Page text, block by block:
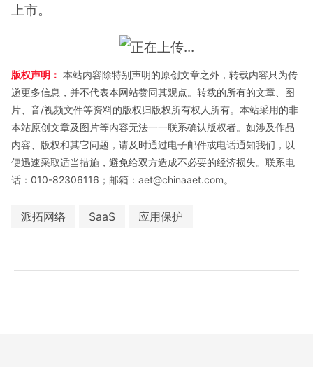
上市。
版权声明： 本站内容除特别声明的原创文章之外，转载内容只为传
递更多信息，并不代表本网站赞同其观点。转载的所有的文章、图
片、音/视频文件等资料的版权归版权所有权人所有。本站采用的非
本站原创文章及图片等内容无法一一联系确认版权者。如涉及作品
内容、版权和其它问题，请及时通过电子邮件或电话通知我们，以
便迅速采取适当措施，避免给双方造成不必要的经济损失。联系电
话：010-82306116；邮箱：aet@chinaaet.com。
派拓网络 SaaS 应用保护